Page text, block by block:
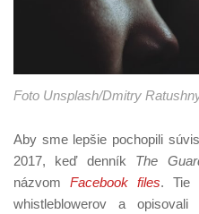
Foto Unsplash/Dmitry
Aby sme lepšie pochopili
2017, keď denník The
názvomFacebook files. Tie
whistleblowerov a